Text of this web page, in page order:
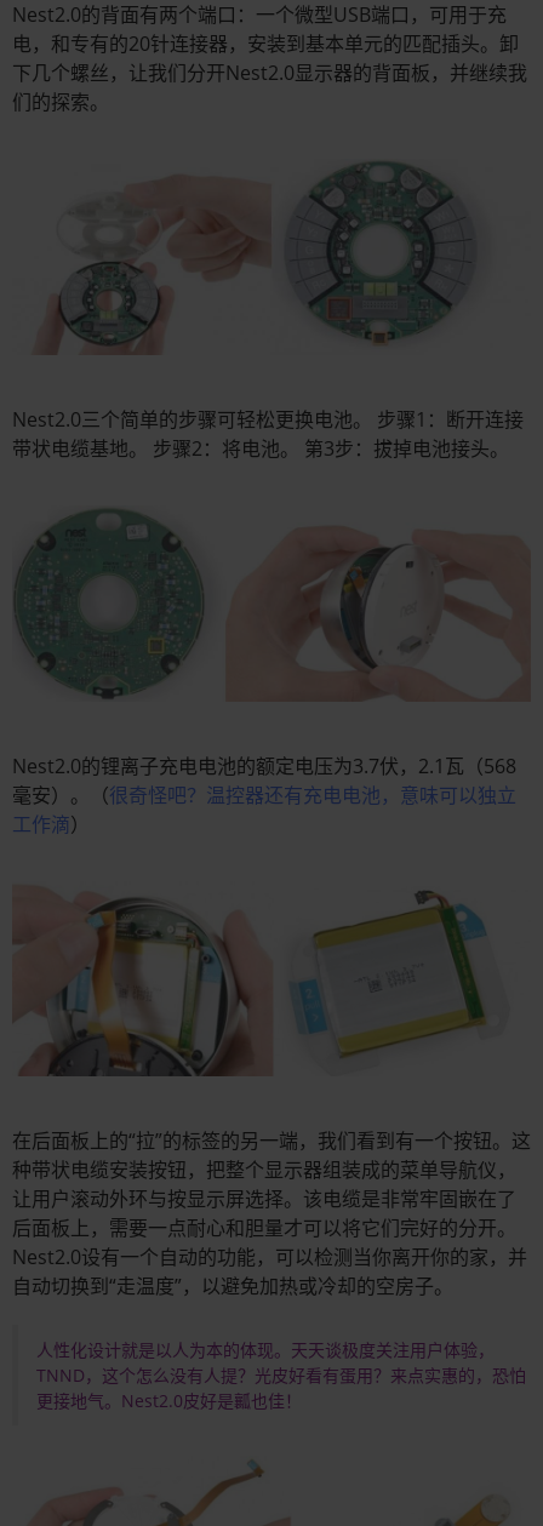
Nest2.0的背面有两个端口：一个微型USB端口，可用于充
电，和专有的20针连接器，安装到基本单元的匹配插头。卸
下几个螺丝，让我们分开Nest2.0显示器的背面板，并继续我
们的探索。
Nest2.0三个简单的步骤可轻松更换电池。 步骤1：断开连接
带状电缆基地。 步骤2：将电池。 第3步：拔掉电池接头。
Nest2.0的锂离子充电电池的额定电压为3.7伏，2.1瓦（568
毫安）。（很奇怪吧？温控器还有充电电池，意味可以独立
工作滴）
在后面板上的“拉”的标签的另一端，我们看到有一个按钮。这
种带状电缆安装按钮，把整个显示器组装成的菜单导航仪，
让用户滚动外环与按显示屏选择。该电缆是非常牢固嵌在了
后面板上，需要一点耐心和胆量才可以将它们完好的分开。
Nest2.0设有一个自动的功能，可以检测当你离开你的家，并
自动切换到“走温度”，以避免加热或冷却的空房子。
人性化设计就是以人为本的体现。天天谈极度关注用户体验，
TNND，这个怎么没有人提？光皮好看有蛋用？来点实惠的，恐怕
更接地气。Nest2.0皮好是瓤也佳！